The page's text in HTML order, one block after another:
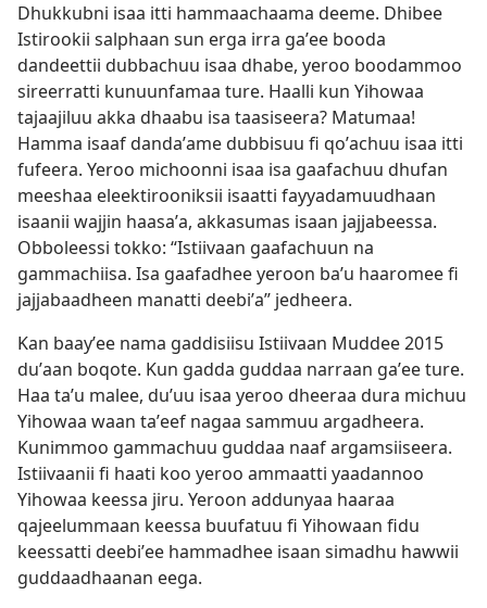
Dhukkubni isaa itti hammaachaama deeme. Dhibee
Istirookii salphaan sun erga irra gaʼee booda
dandeettii dubbachuu isaa dhabe, yeroo boodammoo
sireerratti kunuunfamaa ture. Haalli kun Yihowaa
tajaajiluu akka dhaabu isa taasiseera? Matumaa!
Hamma isaaf dandaʼame dubbisuu fi qoʼachuu isaa itti
fufeera. Yeroo michoonni isaa isa gaafachuu dhufan
meeshaa eleektirooniksii isaatti fayyadamuudhaan
isaanii wajjin haasaʼa, akkasumas isaan jajjabeessa.
Obboleessi tokko: “Istiivaan gaafachuun na
gammachiisa. Isa gaafadhee yeroon baʼu haaromee fi
jajjabaadheen manatti deebiʼa” jedheera.
Kan baayʼee nama gaddisiisu Istiivaan Muddee 2015
duʼaan boqote. Kun gadda guddaa narraan gaʼee ture.
Haa taʼu malee, duʼuu isaa yeroo dheeraa dura michuu
Yihowaa waan taʼeef nagaa sammuu argadheera.
Kunimmoo gammachuu guddaa naaf argamsiiseera.
Istiivaanii fi haati koo yeroo ammaatti yaadannoo
Yihowaa keessa jiru. Yeroon addunyaa haaraa
qajeelummaan keessa buufatuu fi Yihowaan fidu
keessatti deebiʼee hammadhee isaan simadhu hawwii
guddaadhaanan eega.